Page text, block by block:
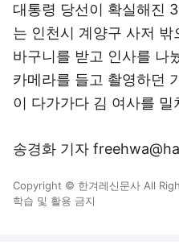
대통령 당선이 확실해진
는 인천시 계양구 사저
바구니를 받고 인사를 나
카메라를 들고 촬영하던
이 다가가다 김 여사를 밀
송경화 기자
Copyright © 한겨레신문사 All
학습 및 활용 금지